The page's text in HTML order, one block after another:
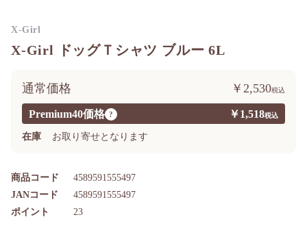
X-Girl ドッグＴシャツ ブルー 6L
Premium40価格 ? ￥1,518
通常価格 ￥2,530
在庫 お取り寄せとなります
商品コード 4589591555497
ポイント 23
JANコード 4589591555497
X-Girl